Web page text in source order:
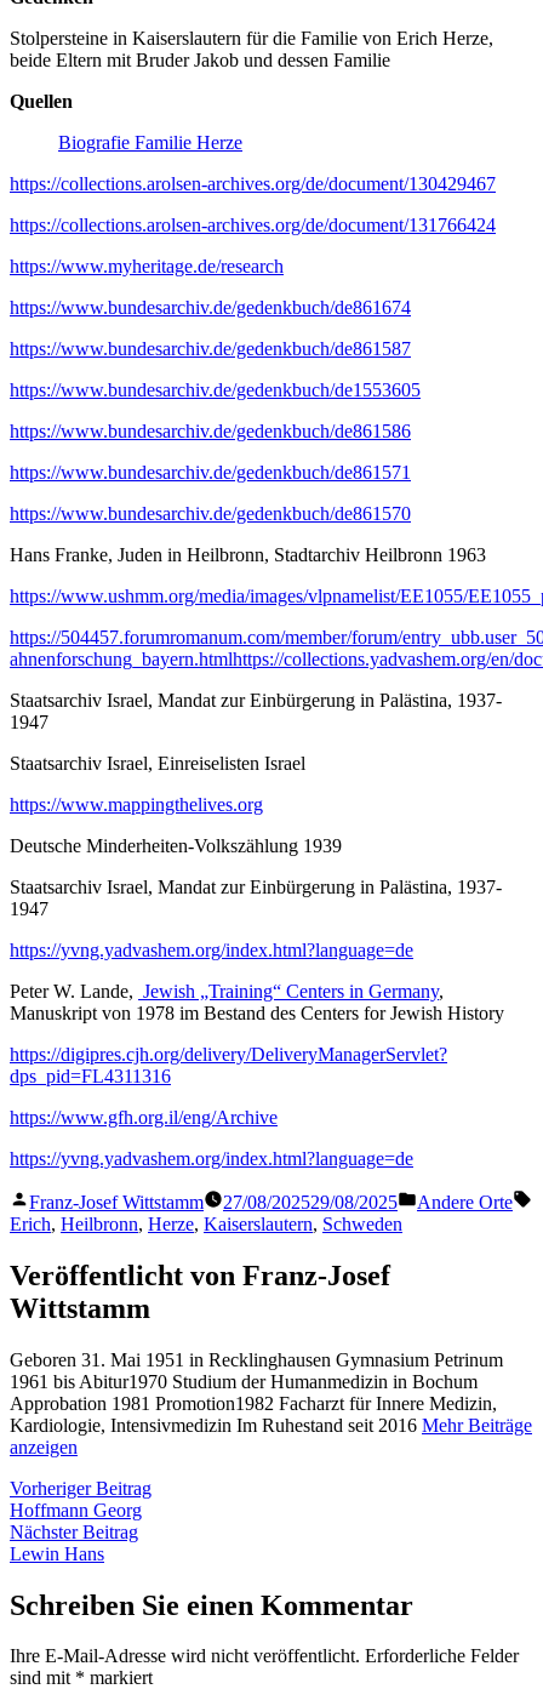
Stolpersteine in Kaiserslautern für die Familie von Erich Herze,
beide Eltern mit Bruder Jakob und dessen Familie
Quellen
Biografie Familie Herze
https://collections.arolsen-archives.org/de/document/130429467
https://collections.arolsen-archives.org/de/document/131766424
https://www.myheritage.de/research
https://www.bundesarchiv.de/gedenkbuch/de861674
https://www.bundesarchiv.de/gedenkbuch/de861587
https://www.bundesarchiv.de/gedenkbuch/de1553605
https://www.bundesarchiv.de/gedenkbuch/de861586
https://www.bundesarchiv.de/gedenkbuch/de861571
https://www.bundesarchiv.de/gedenkbuch/de861570
Hans Franke, Juden in Heilbronn, Stadtarchiv Heilbronn 1963
https://www.ushmm.org/media/images/vlpnamelist/EE1055/
https://504457.forumromanum.com/member/forum/
ahnenforschung_bayern.htmlhttps://collections.yadvashem.org/en/
Staatsarchiv Israel, Mandat zur Einbürgerung in Palästina, 1937-
1947
Staatsarchiv Israel, Einreiselisten Israel
https://www.mappingthelives.org
Deutsche Minderheiten-Volkszählung 1939
Staatsarchiv Israel, Mandat zur Einbürgerung in Palästina, 1937-
1947
https://yvng.yadvashem.org/index.html?language=de
Peter W. Lande, Jewish „Training“ Centers in Germany,
Manuskript von 1978 im Bestand des Centers for Jewish History
https://digipres.cjh.org/delivery/DeliveryManagerServlet?
dps_pid=FL4311316
https://www.gfh.org.il/eng/Archive
https://yvng.yadvashem.org/index.html?language=de
Veröffentlicht
von
Franz-Josef Wittstamm 27/08/202529/08/2025
Veröffentlicht
Andere Orte
Erich, Heilbronn, Herze, Kaiserslautern, Schweden
Veröffentlicht von Franz-Josef
Wittstamm
Geboren 31. Mai 1951 in Recklinghausen Gymnasium Petrinum
1961 bis Abitur1970 Studium der Humanmedizin in Bochum
Approbation 1981 Promotion1982 Facharzt für Innere Medizin,
Kardiologie, Intensivmedizin Im Ruhestand seit 2016 Mehr Beiträge
anzeigen
Beitragsnavigation
Vorheriger BeitragVorheriger
Hoffmann Georg
Nächster BeitragNächster
Lewin Hans
Schreiben Sie einen Kommentar
Ihre E-Mail-Adresse wird nicht veröffentlicht. Erforderliche Felder
sind mit * markiert